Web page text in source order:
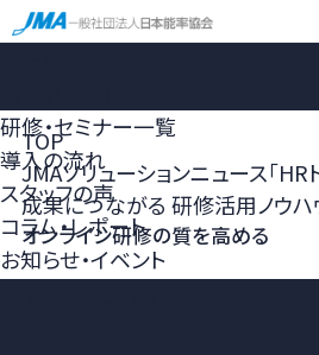
研修・セミナー一覧
導入の流れ
スタッフの声
コラム・レポート
お知らせ・イベント
TOP
JMAソリューションニュース「HR
成果につながる 研修活用ノウハ
オンライン研修の質を高める